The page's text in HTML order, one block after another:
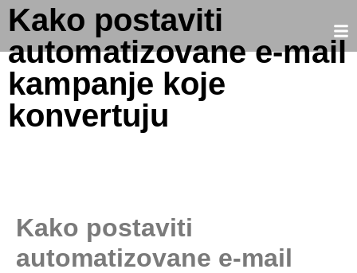
Kako postaviti
automatizovane e-mail
kampanje koje
konvertuju
Kako postaviti
automatizovane e-mail